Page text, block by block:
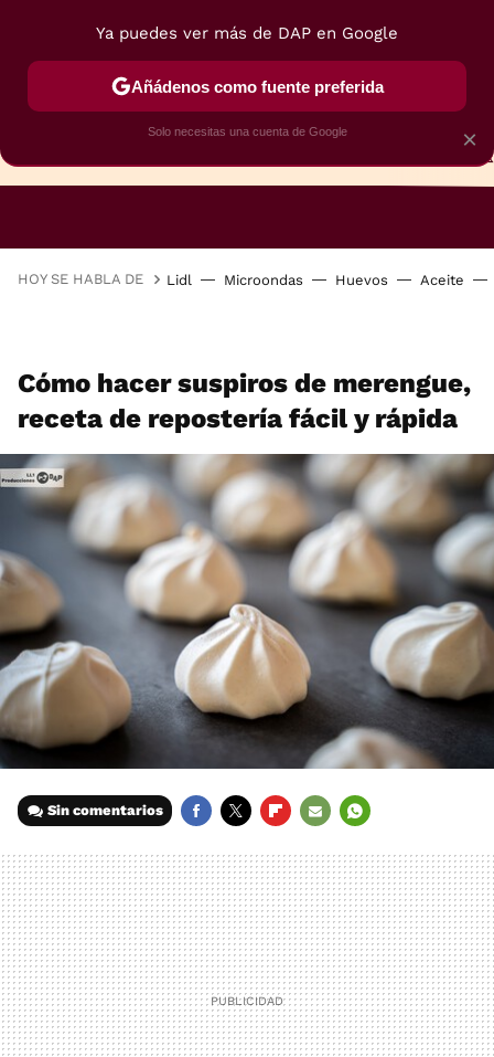
HOY SE HABLA DE Lidl Microondas Huevos Aceite
Cómo hacer suspiros de merengue,
receta de repostería fácil y rápida
Sin comentarios
MAIL
×
Ya puedes ver más de DAP en Google
Añádenos como fuente preferida
Solo necesitas una cuenta de Google